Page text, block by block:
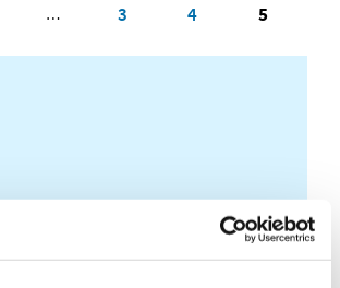
… 3 4 5